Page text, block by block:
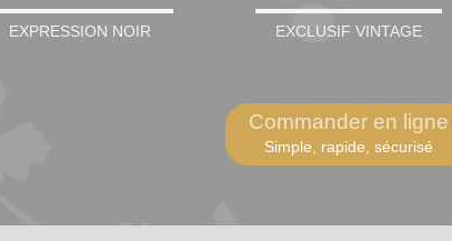
EXPRESSION NOIR EXCLUSIF VINTAGE
Commander en ligne
Simple, rapide, sécurisé